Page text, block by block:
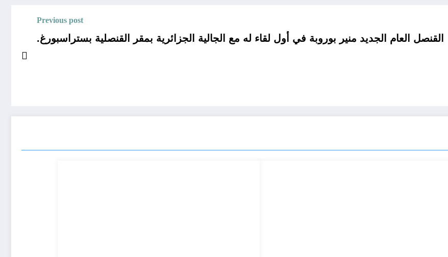
Previous post
القنصل العام الجديد منير بوروبة في أول لقاء له مع الجالية الجزائرية بمقر القنصلية بستراسبورغ.